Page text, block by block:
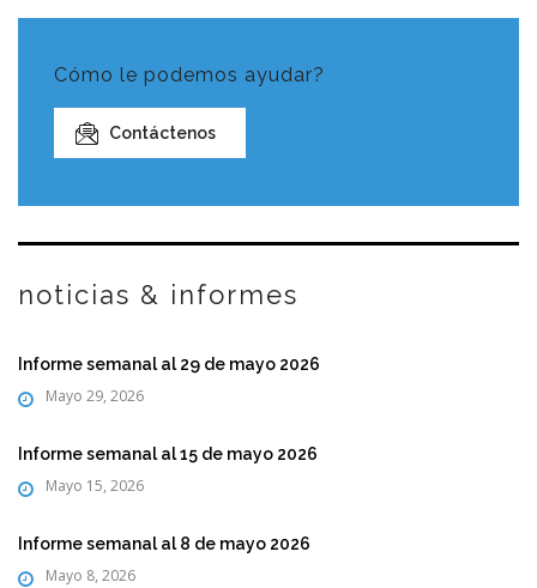
Cómo le podemos ayudar?
Contáctenos
noticias & informes
Informe semanal al 29 de mayo 2026
Mayo 29, 2026
Informe semanal al 15 de mayo 2026
Mayo 15, 2026
Informe semanal al 8 de mayo 2026
Mayo 8, 2026